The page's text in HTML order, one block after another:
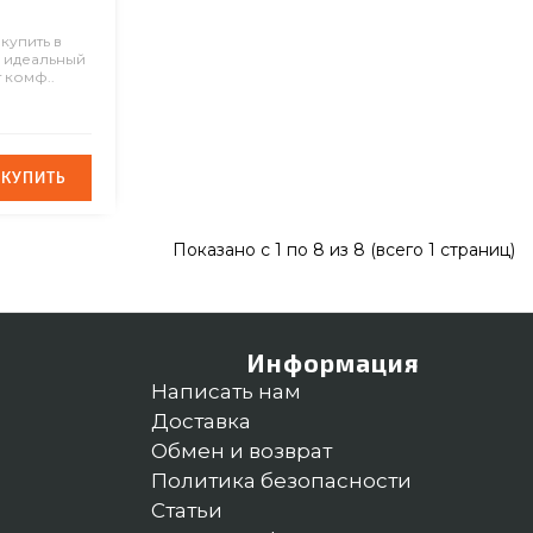
в
комф..
КУПИТЬ
КУПИТЬ
Показано с 1 по 8 из 8 (всего 1 страниц)
Информация
Написать нам
Доставка
Обмен и возврат
Политика безопасности
Статьи